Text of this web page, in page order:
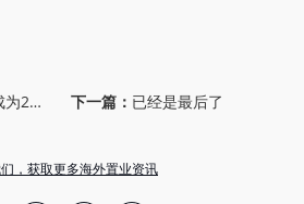
为何曼彻斯特成为2023年英国置业热点？ 下一篇： 已经是最后了
，获取更多海外置业资讯